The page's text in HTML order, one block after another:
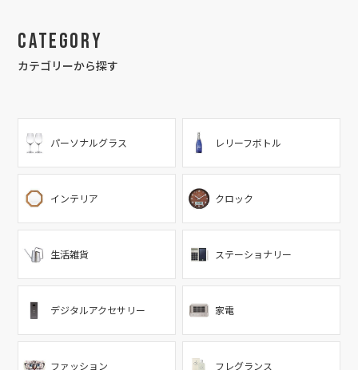
Category
カテゴリーから探す
パーソナルグラス レリーフボトル
インテリア クロック
生活雑貨 ステーショナリー
デジタルアクセサリー 家電
ファッション フレグランス